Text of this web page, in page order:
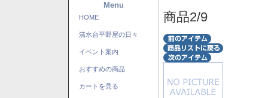
Menu
HOME
清水台平野屋の日々
イベント案内
おすすめの商品
カートを見る
商品2/9